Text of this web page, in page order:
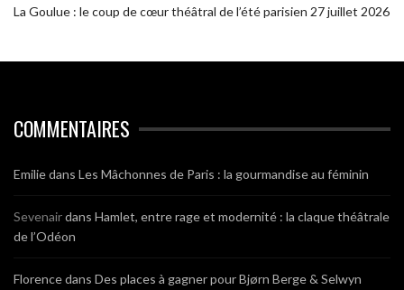
La Goulue : le coup de cœur théâtral de l’été parisien 27 juillet 2026
COMMENTAIRES
Emiliedans Les Mâchonnes de Paris : la gourmandise au féminin
Sevenairdans Hamlet, entre rage et modernité : la claque théâtrale
de l’Odéon
Florencedans Des places à gagner pour Bjørn Berge & Selwyn